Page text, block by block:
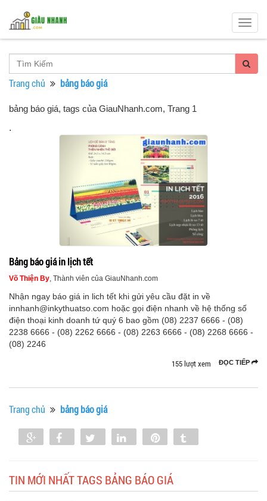
Trang chủ bảng báo giá
bảng báo giá, tags của GiauNhanh.com, Trang 1
.
Bảng báo giá in lịch tết
Võ Thiện By, Thành viên của GiauNhanh.com
Nhận ngay báo giá in lich tết khi gửi yêu cầu đặt in về
innhanh@inkythuatso.com hoặc gọi điện nhanh về hệ thống số
điện thoại kinh doanh tứ quý 6 bao gồm (08) 2237 6666 - (08)
2238 6666 - (08) 2262 6666 - (08) 2263 6666 - (08) 2268 6666 -
(08) 2246
ĐỌC TIẾP
155 lượt xem
Trang chủ bảng báo giá
Share Share Tweet Share
TIN MỚI NHẤT TAGS BẢNG BÁO GIÁ